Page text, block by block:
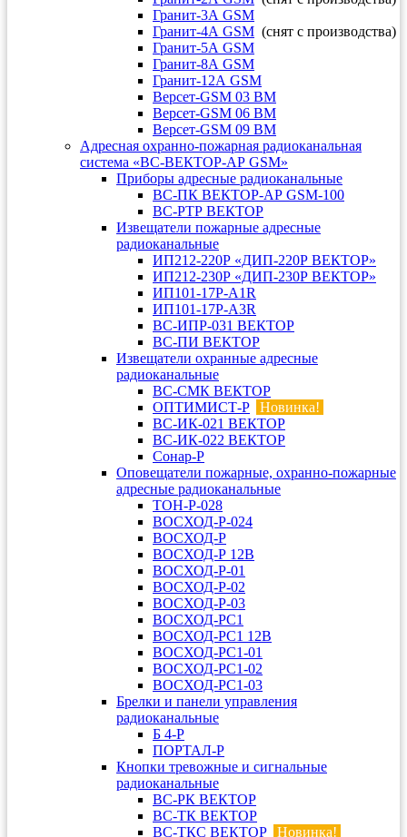
Гранит-3А GSM
Гранит-4А GSM (снят с производства)
Гранит-5А GSM
Гранит-8А GSM
Гранит-12А GSM
Версет-GSM 03 ВМ
Версет-GSM 06 ВМ
Версет-GSM 09 ВМ
Адресная охранно-пожарная радиоканальная
система «ВС-ВЕКТОР-АР GSM»
Приборы адресные радиоканальные
ВС-ПК ВЕКТОР-АР GSM-100
ВС-РТР ВЕКТОР
Извещатели пожарные адресные
радиоканальные
ИП212-220Р «ДИП-220Р ВЕКТОР»
ИП212-230Р «ДИП-230Р ВЕКТОР»
ИП101-17Р-A1R
ИП101-17Р-A3R
ВС-ИПР-031 ВЕКТОР
ВС-ПИ ВЕКТОР
Извещатели охранные адресные
радиоканальные
ВС-СМК ВЕКТОР
ОПТИМИСТ-Р
Новинка!
ВС-ИК-021 ВЕКТОР
ВС-ИК-022 ВЕКТОР
Сонар-Р
Оповещатели пожарные, охранно-пожарные
адресные радиоканальные
ТОН-Р-028
ВОСХОД-Р-024
ВОСХОД-Р
ВОСХОД-Р 12В
ВОСХОД-Р-01
ВОСХОД-Р-02
ВОСХОД-Р-03
ВОСХОД-РС1
ВОСХОД-РС1 12В
ВОСХОД-РС1-01
ВОСХОД-РС1-02
ВОСХОД-РС1-03
Брелки и панели управления
радиоканальные
Б 4-Р
ПОРТАЛ-Р
Кнопки тревожные и сигнальные
радиоканальные
ВС-РК ВЕКТОР
ВС-ТК ВЕКТОР
ВС-ТКС ВЕКТОР
Новинка!